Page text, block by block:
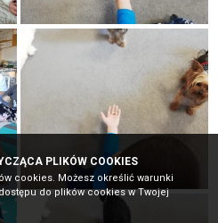
PLIKÓW COOKIES
cookies. Możesz określić warunki
do plików cookies w Twojej